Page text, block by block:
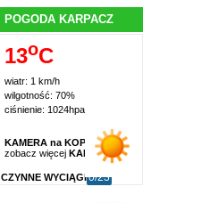
POGODA KARPACZ
13oC
wiatr: 1 km/h
wilgotność: 70%
ciśnienie: 1024hpa
KAMERA na KOPĘ
zobacz więcej KAMER»
CZYNNE WYCIĄGI0/23